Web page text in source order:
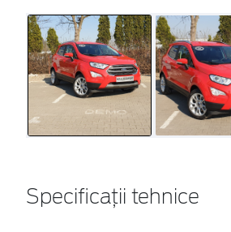
Specificații tehnice